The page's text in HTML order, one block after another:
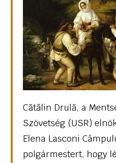
Cătălin Drulă, a
Szövetség (USR)
Elena Lasconi
polgármestert, hogy